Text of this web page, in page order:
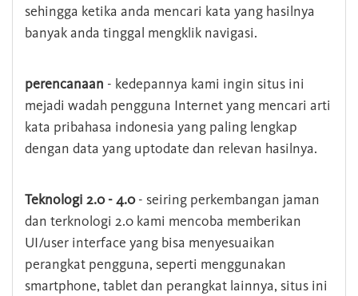
sehingga ketika anda mencari kata yang hasilnya
banyak anda tinggal mengklik navigasi.
perencanaan - kedepannya kami ingin situs ini
mejadi wadah pengguna Internet yang mencari arti
kata pribahasa indonesia yang paling lengkap
dengan data yang uptodate dan relevan hasilnya.
Teknologi 2.0 - 4.0- seiring perkembangan jaman
dan terknologi 2.0 kami mencoba memberikan
UI/user interface yang bisa menyesuaikan
perangkat pengguna, seperti menggunakan
smartphone, tablet dan perangkat lainnya, situs ini